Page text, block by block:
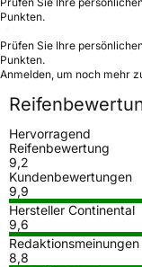
Punkten.
Prüfen Sie Ihre
Punkten.
Anmelden, um noch mehr
Hervorragend
Reifenbewertung
9,2
Kundenbewertungen
9,9
Hersteller Continental
9,6
Redaktionsmeinungen
8,8